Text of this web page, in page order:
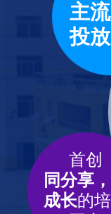
主
投
首创
同分享
成长的